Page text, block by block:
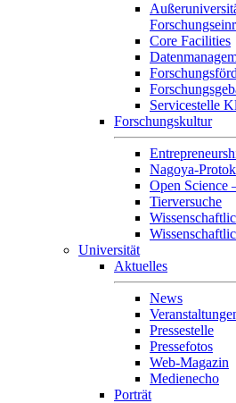
Core Facilities
Servicestelle
Forschungskultur
Nagoya-
Open Science
Tierversuche
Universität
Aktuelles
News
Pressestelle
Pressefotos
Web-Magazin
Medienecho
Porträt